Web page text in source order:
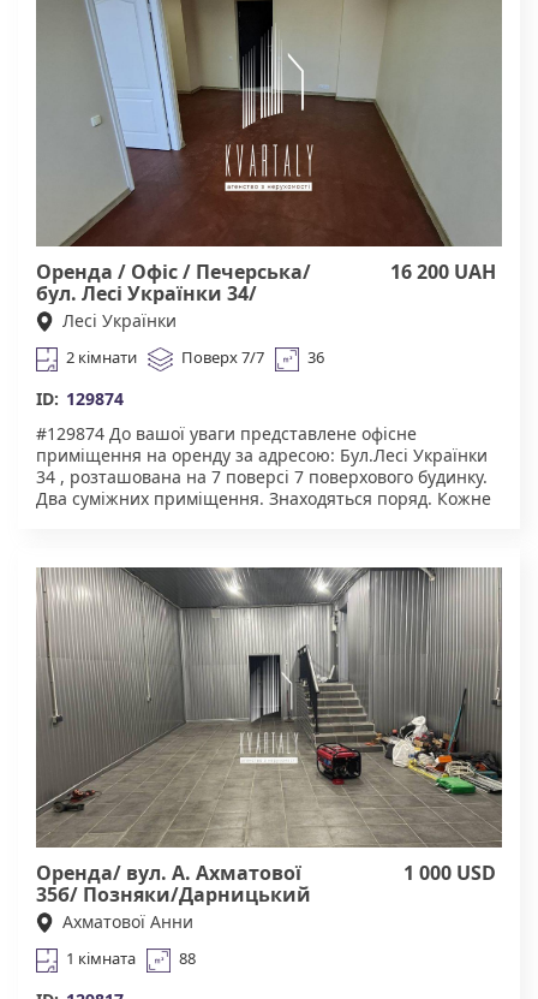
стоматологічний кабінет. Тихий та затишний двір,
дружелюбні сусіди, зона для вигулу тварин, зони для
відпочинку та паркування. Зручна транспортна
розв'язка. В самому центрі. Безпечний район.
Агенство нерухомості "Квартали" Працюючи з нами,
ви отримуєте лише перевірене житло від реальних
орендодавців за адекватною ціною. Підтримка всіх
етапах угоди. Ми гарантуємо, що ви залишитеся
задоволені співпрацею!Підтримка на всіх етапах
угоди. Комісія 20% за фактом підписання договору
оренди.
Оренда / Офіс / Печерська/
бул. Лесі Українки 34/
Печерський/ Київ
16 200 UAH
Лесі Українки
2 кімнати Поверх 7/7 36
ID: 129874
#129874 До вашої уваги представлене офісне
приміщення на оренду за адресою: Бул.Лесі Українки
34 , розташована на 7 поверсі 7 поверхового будинку.
Два суміжних приміщення. Знаходяться поряд. Кожне
інфраструктура. У пішій доступності супермаркети,
торгові центри, ресторани, велика кількість
магазинів, школи, дитячі садки, поліклініка,
стоматологічний кабінет. Тихий та затишний двір,
дружелюбні сусіди, зона для вигулу тварин, зони для
відпочинку та паркування. Зручна транспортна
розв'язка. В самому центрі. Безпечний район.
Агенство нерухомості "Квартали" Працюючи з нами,
ви отримуєте лише перевірене житло від реальних
орендодавців за адекватною ціною. Підтримка всіх
етапах угоди. Ми гарантуємо, що ви залишитеся
задоволені співпрацею!Підтримка на всіх етапах
угоди. Комісія 20% за фактом підписання договору
оренди.
Оренда/ вул. А. Ахматової
35б/ Позняки/Дарницький
1 000 USD
Ахматової Анни
1 кімната 88